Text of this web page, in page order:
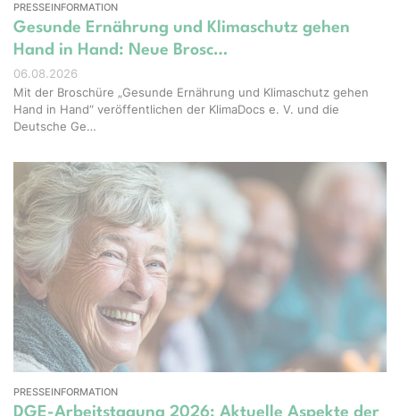
PRESSEINFORMATION
Gesunde Ernährung und Klimaschutz gehen
Hand in Hand: Neue Brosc…
06.08.2026
Mit der Broschüre „Gesunde Ernährung und Klimaschutz gehen
Hand in Hand“ veröffentlichen der KlimaDocs e. V. und die
Deutsche Ge…
PRESSEINFORMATION
DGE-Arbeitstagung 2026: Aktuelle Aspekte der